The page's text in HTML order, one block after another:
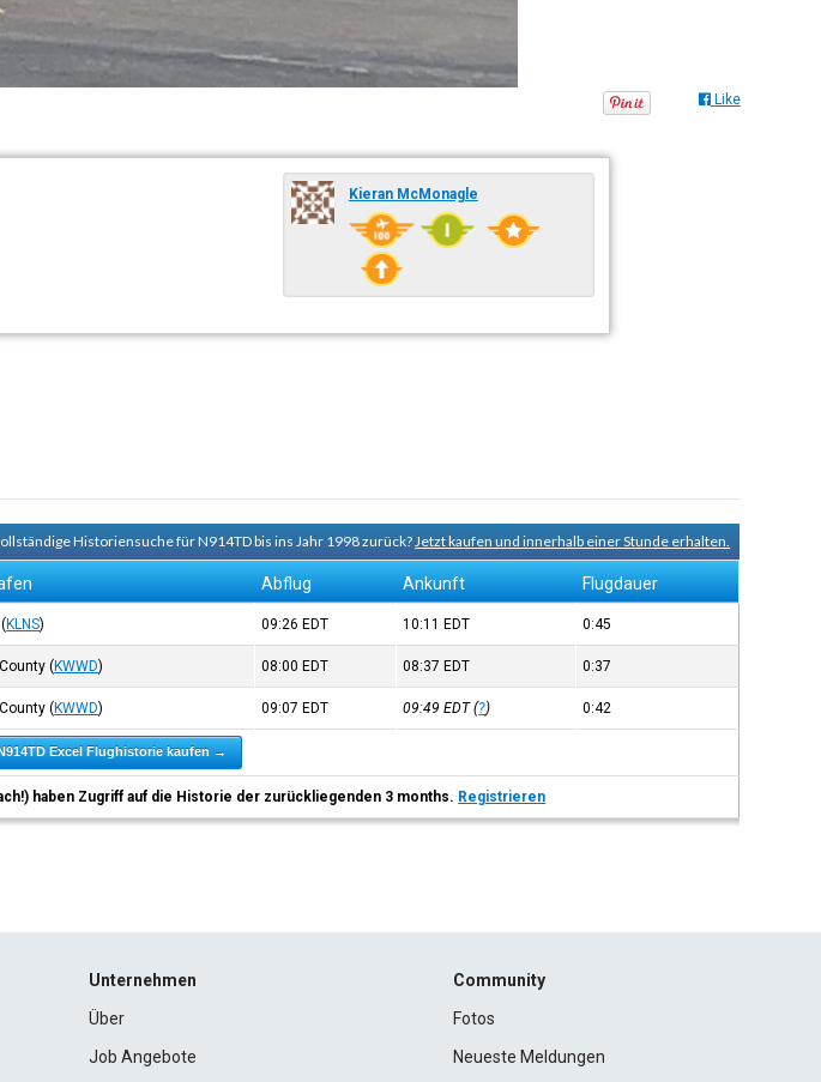
Like
Kieran McMonagle
Historiensuche für N914TD bis ins Jahr 1998 zurück?Jetzt kaufen und innerhalb einer Stunde erhalten.
Abflug Ankunft Flugdauer
(KLNS) 09:26 EDT 10:11 EDT 0:45
(KWWD) 08:00 EDT 08:37 EDT 0:37
(KWWD) 09:07 EDT 09:49EDT(?) 0:42
Excel Flughistorie kaufen →
haben Zugriff auf die Historie der zurückliegenden 3 months. Registrieren
Unternehmen
Über
Job Angebote
Community
Fotos
Neueste Meldungen